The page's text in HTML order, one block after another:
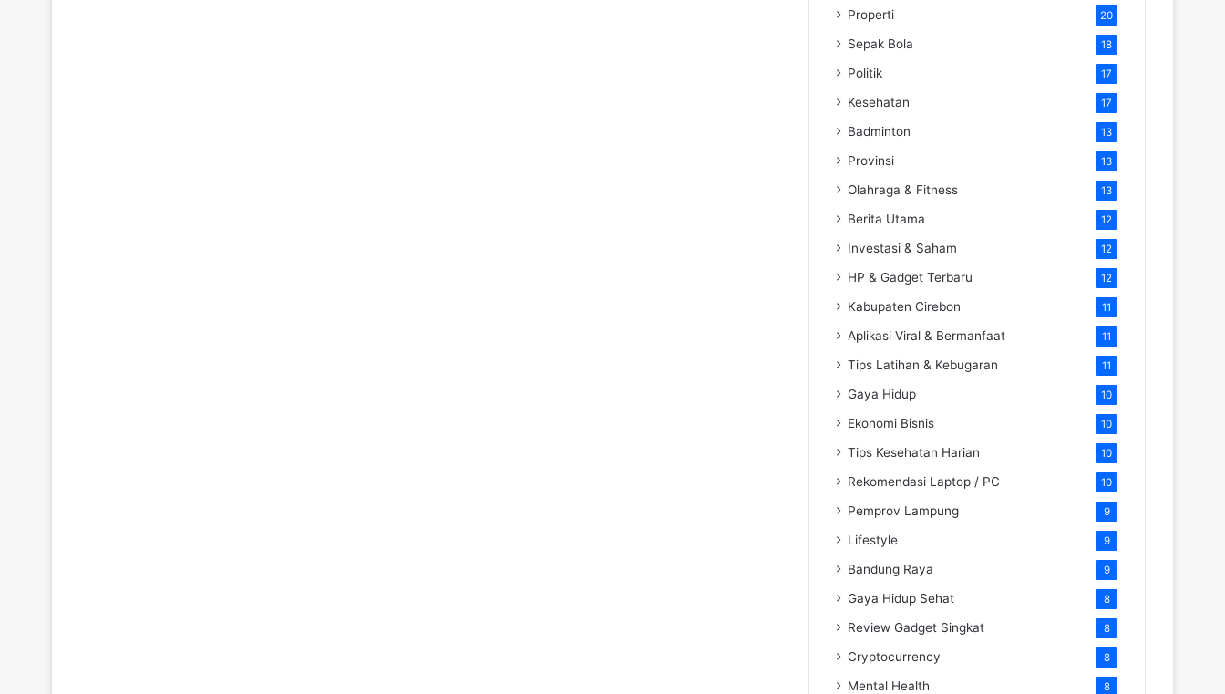
Properti 20
Sepak Bola 18
Politik 17
Kesehatan 17
Badminton 13
Provinsi 13
Olahraga & Fitness 13
Berita Utama 12
Investasi & Saham 12
HP & Gadget Terbaru 12
Kabupaten Cirebon 11
Aplikasi Viral & Bermanfaat 11
Tips Latihan & Kebugaran 11
Gaya Hidup 10
Ekonomi Bisnis 10
Tips Kesehatan Harian 10
Rekomendasi Laptop / PC 10
Pemprov Lampung 9
Lifestyle 9
Bandung Raya 9
Gaya Hidup Sehat 8
Review Gadget Singkat 8
Cryptocurrency 8
Mental Health 8